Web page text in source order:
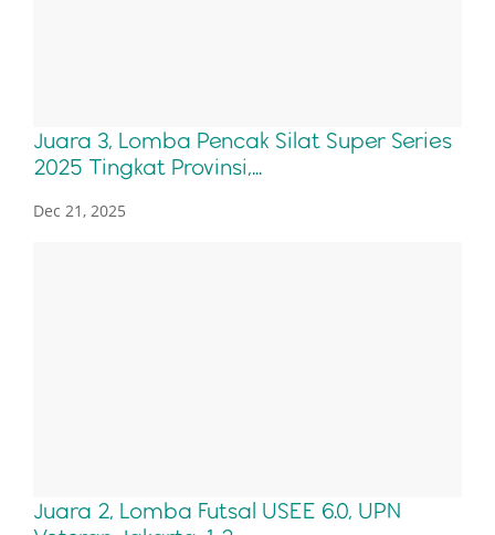
Juara 3, Lomba Pencak Silat Super Series
2025 Tingkat Provinsi,...
Dec 21, 2025
Juara 2, Lomba Futsal USEE 6.0, UPN